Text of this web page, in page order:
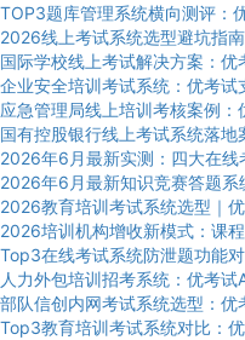
TOP3题库管理系统横向测评：
2026线上考试系统选型避坑指
国际学校线上考试解决方案：
企业安全培训考试系统：优考
应急管理局线上培训考核案例
国有控股银行线上考试系统落
2026年6月最新实测：四大在线
2026年6月最新知识竞赛答题系
2026教育培训考试系统选型｜
2026培训机构增收新模式：课
Top3在线考试系统防泄题功能
人力外包培训招考系统：优考
部队信创内网考试系统选型：
Top3教育培训考试系统对比：